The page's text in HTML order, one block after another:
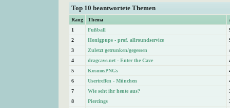
Top 10 beantwortete Themen
Rang Thema
1
Fußball
2
Honigpups - prof. allroundservice
3
Zuletzt getrunken/gegessen
4
dragcave.net - Enter the Cave
5
KosmosPNGs
6
Usertreffen - München
7
Wie seht ihr heute aus?
8
Piercings